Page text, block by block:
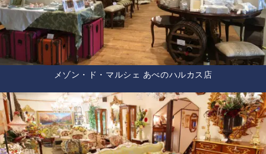
メゾン・ド・マルシェ あべのハルカス店